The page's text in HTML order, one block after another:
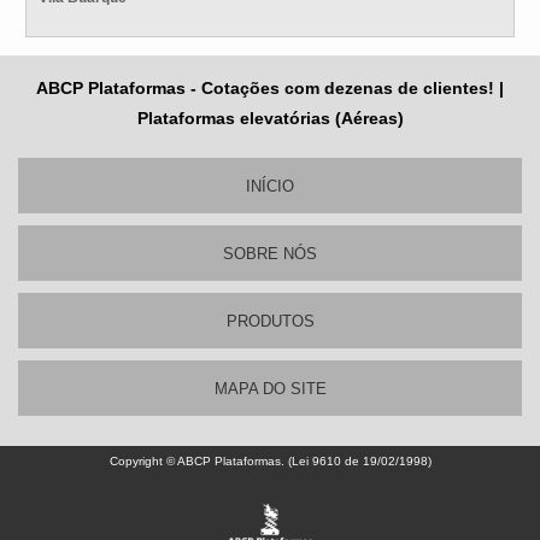
ABCP Plataformas - Cotações com dezenas de clientes! |
Plataformas elevatórias (Aéreas)
INÍCIO
SOBRE NÓS
PRODUTOS
MAPA DO SITE
Copyright © ABCP Plataformas. (Lei 9610 de 19/02/1998)